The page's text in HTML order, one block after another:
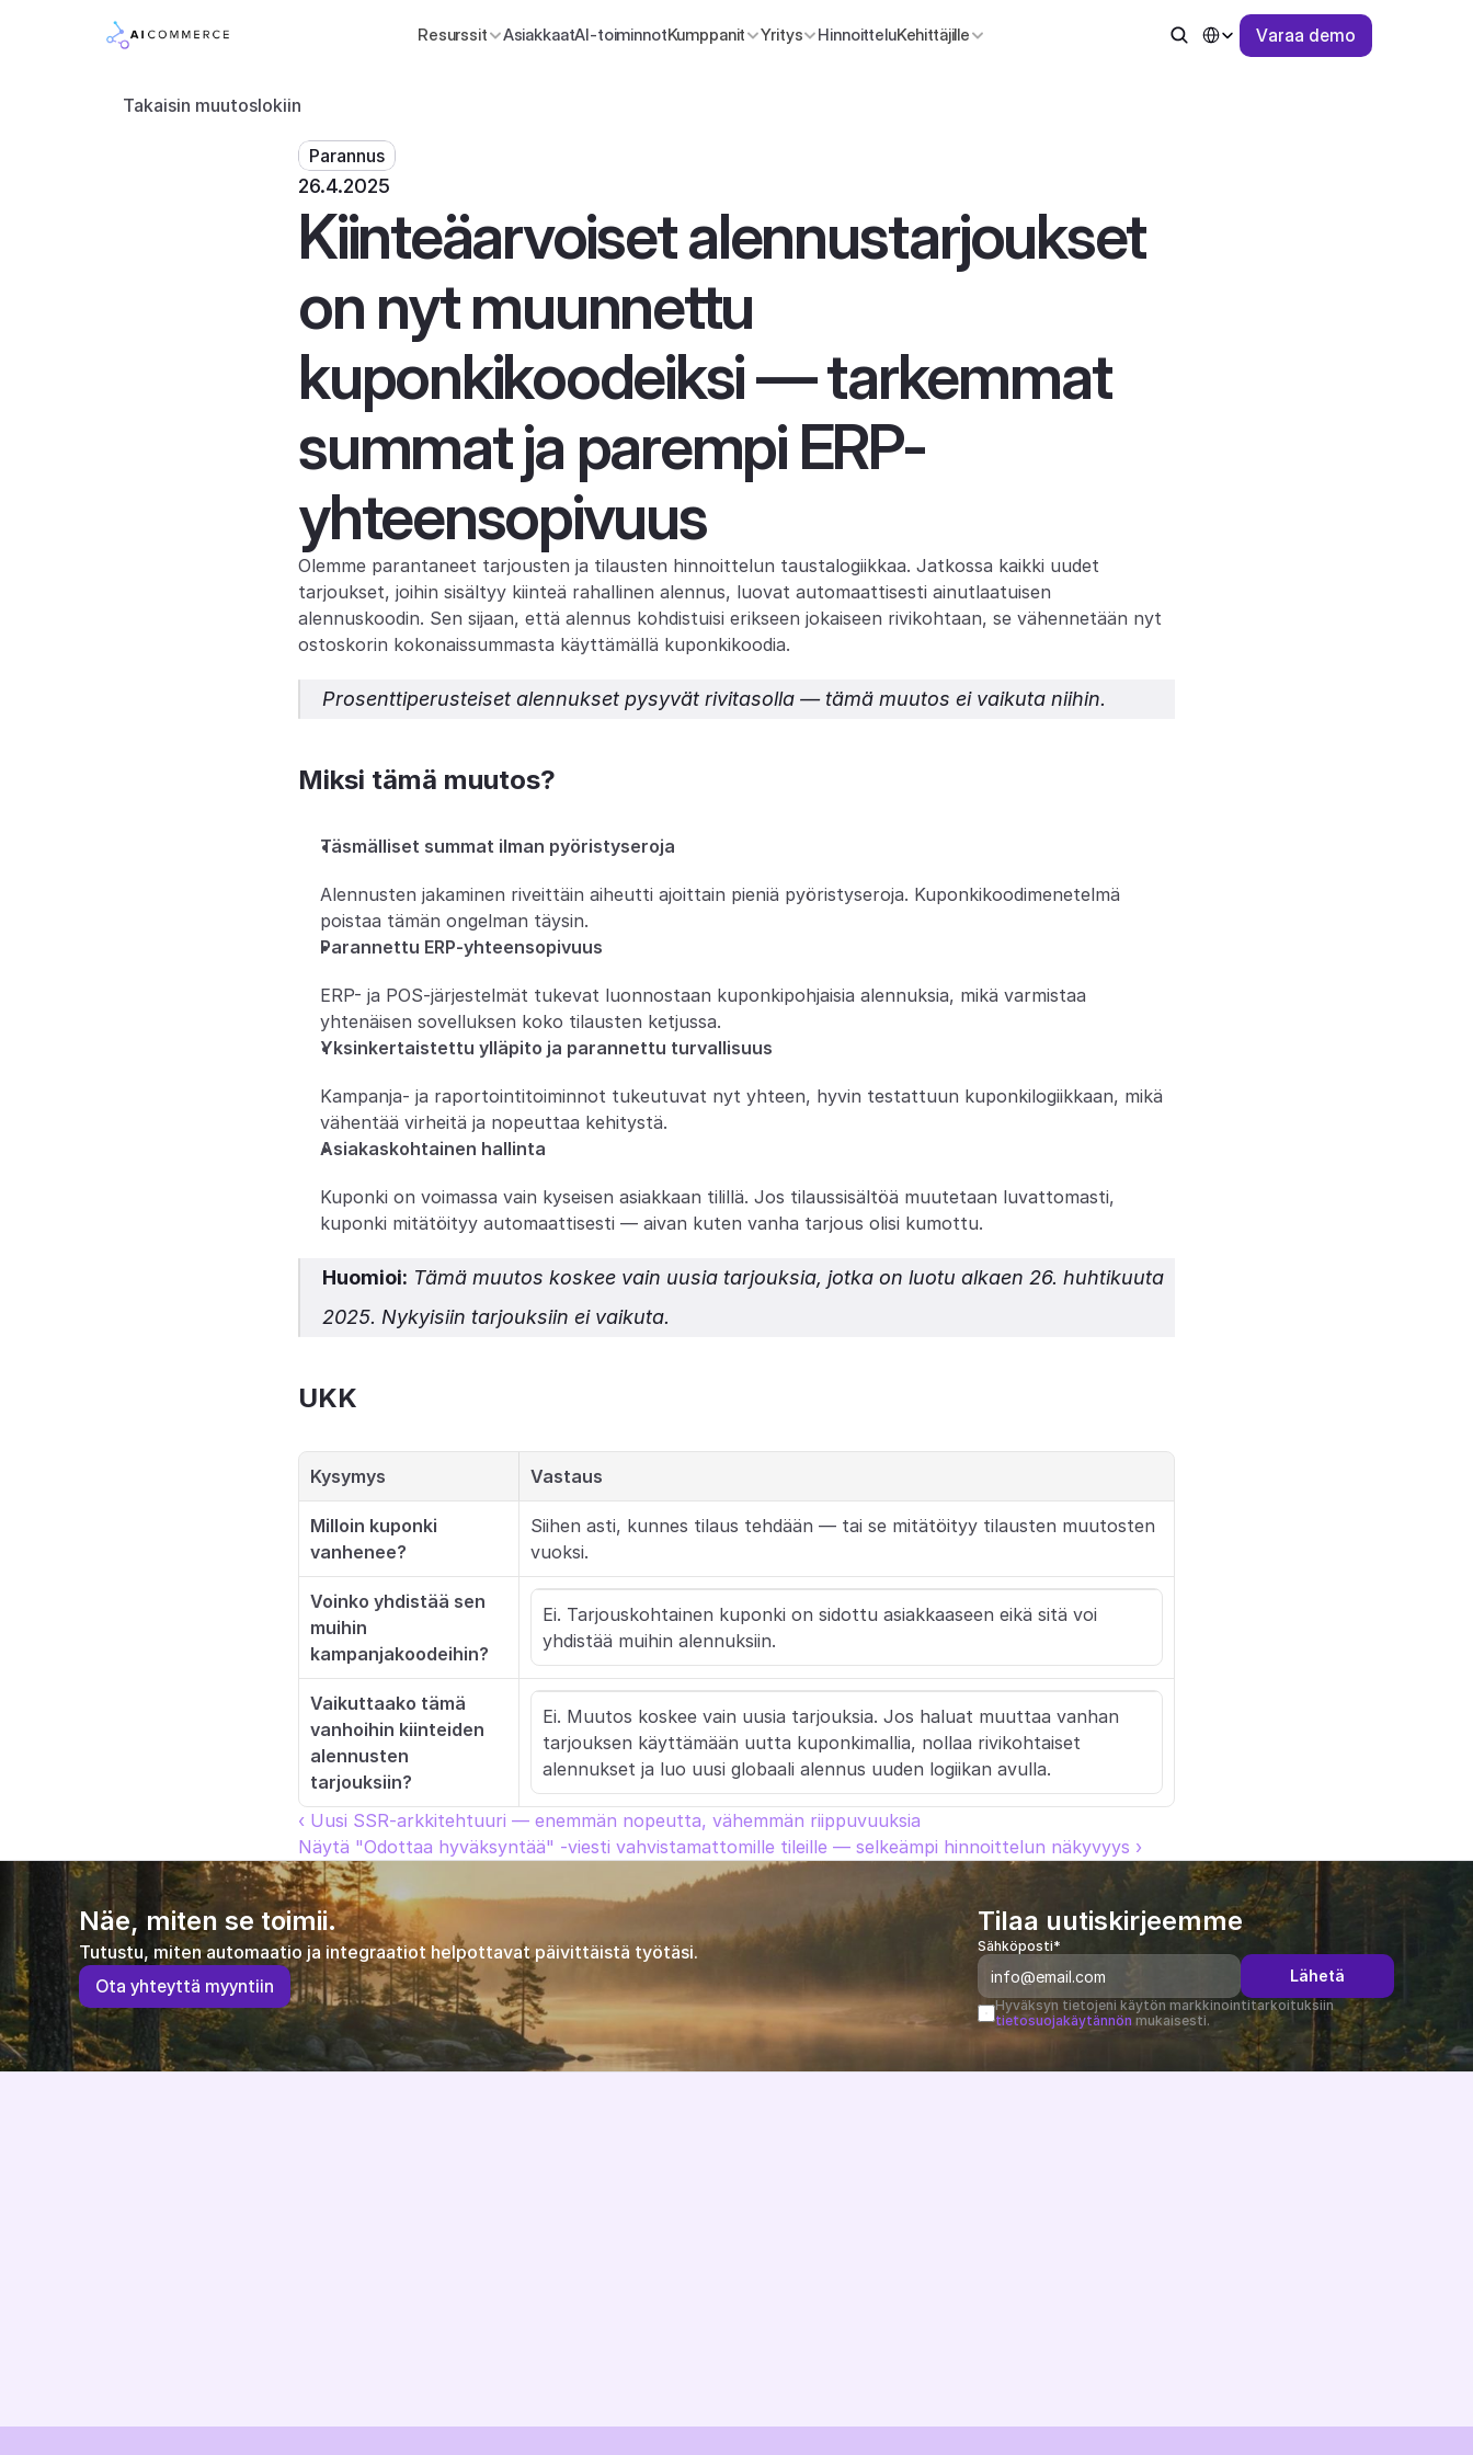
Resurssit AsiakkaatAI-toiminnotKumppanit Yritys HinnoitteluKehittäjille
Select Language
Varaa demo
Takaisin muutoslokiin
Parannus
26.4.2025
Kiinteäarvoiset alennustarjoukset
on nyt muunnettu
kuponkikoodeiksi — tarkemmat
summat ja parempi ERP-
yhteensopivuus
Olemme parantaneet tarjousten ja tilausten hinnoittelun taustalogiikkaa. Jatkossa kaikki uudet
tarjoukset, joihin sisältyy kiinteä rahallinen alennus, luovat automaattisesti ainutlaatuisen
alennuskoodin. Sen sijaan, että alennus kohdistuisi erikseen jokaiseen rivikohtaan, se vähennetään nyt
ostoskorin kokonaissummasta käyttämällä kuponkikoodia.
Prosenttiperusteiset alennukset pysyvät rivitasolla — tämä muutos ei vaikuta niihin.
Miksi tämä muutos?
Täsmälliset summat ilman pyöristyseroja
Alennusten jakaminen riveittäin aiheutti ajoittain pieniä pyöristyseroja. Kuponkikoodimenetelmä
poistaa tämän ongelman täysin.
Parannettu ERP-yhteensopivuus
ERP- ja POS-järjestelmät tukevat luonnostaan kuponkipohjaisia alennuksia, mikä varmistaa
yhtenäisen sovelluksen koko tilausten ketjussa.
Yksinkertaistettu ylläpito ja parannettu turvallisuus
Kampanja- ja raportointitoiminnot tukeutuvat nyt yhteen, hyvin testattuun kuponkilogiikkaan, mikä
vähentää virheitä ja nopeuttaa kehitystä.
Asiakaskohtainen hallinta
Kuponki on voimassa vain kyseisen asiakkaan tilillä. Jos tilaussisältöä muutetaan luvattomasti,
kuponki mitätöityy automaattisesti — aivan kuten vanha tarjous olisi kumottu.
Huomioi: Tämä muutos koskee vain uusia tarjouksia, jotka on luotu alkaen 26. huhtikuuta
2025. Nykyisiin tarjouksiin ei vaikuta.
UKK
Kysymys Vastaus
Milloin kuponki
vanhenee?
Siihen asti, kunnes tilaus tehdään — tai se mitätöityy tilausten muutosten
vuoksi.
Voinko yhdistää sen
muihin
kampanjakoodeihin?
Ei. Tarjouskohtainen kuponki on sidottu asiakkaaseen eikä sitä voi
yhdistää muihin alennuksiin.
Vaikuttaako tämä
vanhoihin kiinteiden
alennusten
tarjouksiin?
Ei. Muutos koskee vain uusia tarjouksia. Jos haluat muuttaa vanhan
tarjouksen käyttämään uutta kuponkimallia, nollaa rivikohtaiset
alennukset ja luo uusi globaali alennus uuden logiikan avulla.
‹ Uusi SSR-arkkitehtuuri — enemmän nopeutta, vähemmän riippuvuuksia
Näytä "Odottaa hyväksyntää" -viesti vahvistamattomille tileille — selkeämpi hinnoittelun näkyvyys ›
Näe, miten se toimii.
Tutustu, miten automaatio ja integraatiot helpottavat päivittäistä työtäsi.
Ota yhteyttä myyntiin
Tilaa uutiskirjeemme
Sähköposti*
Lähetä
Hyväksyn tietojeni käytön markkinointitarkoituksiin
tietosuojakäytännön mukaisesti.